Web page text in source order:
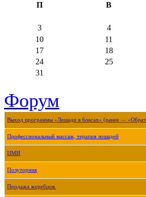
П В
3 4
10
11
17
18
24
25
31
Форум
Выход программы «Лошади в боксах» (ранее —
Профессиональный массаж, терапия лошадей
ЦМИ
Полуторник
Продажа жеребцов.